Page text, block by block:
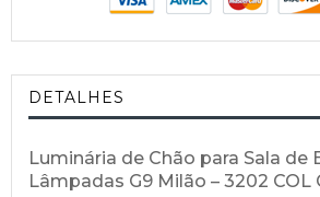
DETALHES
Luminária de Chão para Sala de
Lâmpadas G9 Milão – 3202 COL